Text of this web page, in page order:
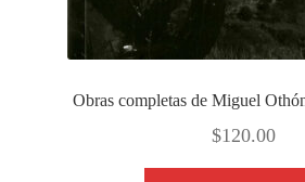
Obras completas de Miguel
$120.00